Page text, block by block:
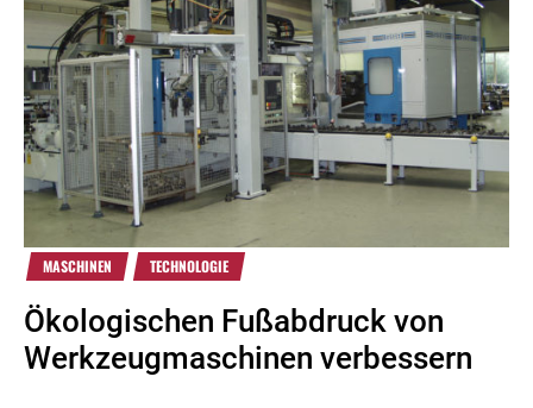
MASCHINEN TECHNOLOGIE
Ökologischen Fußabdruck von
Werkzeugmaschinen verbessern